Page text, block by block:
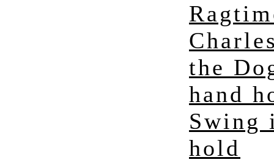
the
hand
Swing
hold